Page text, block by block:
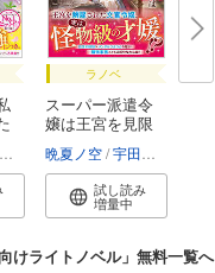
ラノベ
スーパー派遣令
嬢は王宮を見限
晩夏ノ空 宇田川みぅ
試し読み
増量中
向けライトノベル」無料一覧へ